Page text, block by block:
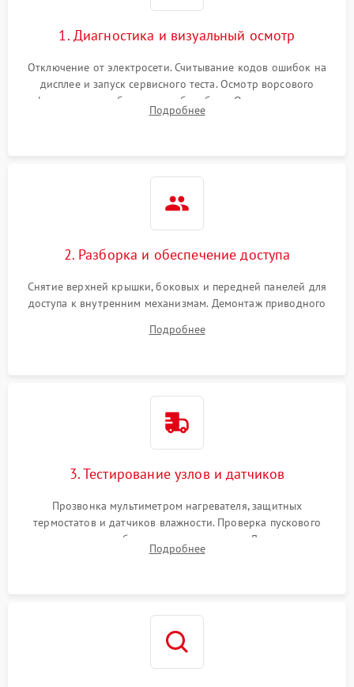
Зависает программа 1500 ₽ Подробнее →
Ошибка на дисплее 1290 ₽ Подробнее →
1. Диагностика и визуальный осмотр
Отключение от электросети. Считывание кодов ошибок на
дисплее и запуск сервисного теста. Осмотр ворсового
фильтра, теплообменника и барабана. Опрос клиента о
неисправностях (не сушит, не крутит барабан, сильно шумит
Подробнее
2. Разборка и обеспечение доступа
Снятие верхней крышки, боковых и передней панелей для
доступа к внутренним механизмам. Демонтаж приводного
Обеспечение свободного доступа к ТЭНу, компрессору,
Подробнее
3. Тестирование узлов и датчиков
Прозвонка мультиметром нагревателя, защитных
термостатов и датчиков влажности. Проверка пускового
конденсатора, обмоток мотора и помпы. Для машин с
тепловым насосом — диагностика работы компрессора и
Подробнее